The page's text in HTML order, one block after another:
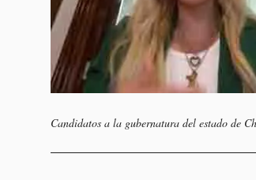
Candidatos a la gubernatura del estado de